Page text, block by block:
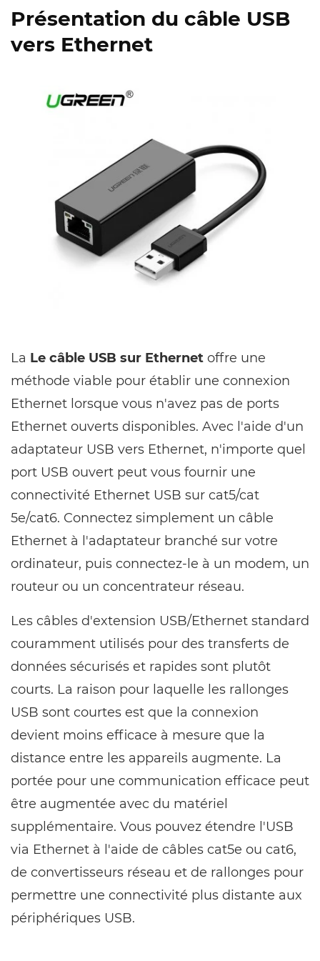
Présentation du câble USB
vers Ethernet
La Le câble USB sur Ethernet offre une
méthode viable pour établir une connexion
Ethernet lorsque vous n'avez pas de ports
Ethernet ouverts disponibles. Avec l'aide d'un
adaptateur USB vers Ethernet, n'importe quel
port USB ouvert peut vous fournir une
connectivité Ethernet USB sur cat5/cat
5e/cat6. Connectez simplement un câble
Ethernet à l'adaptateur branché sur votre
ordinateur, puis connectez-le à un modem, un
routeur ou un concentrateur réseau.
Les câbles d'extension USB/Ethernet standard
couramment utilisés pour des transferts de
données sécurisés et rapides sont plutôt
courts. La raison pour laquelle les rallonges
USB sont courtes est que la connexion
devient moins efficace à mesure que la
distance entre les appareils augmente. La
portée pour une communication efficace peut
être augmentée avec du matériel
supplémentaire. Vous pouvez étendre l'USB
via Ethernet à l'aide de câbles cat5e ou cat6,
de convertisseurs réseau et de rallonges pour
permettre une connectivité plus distante aux
périphériques USB.